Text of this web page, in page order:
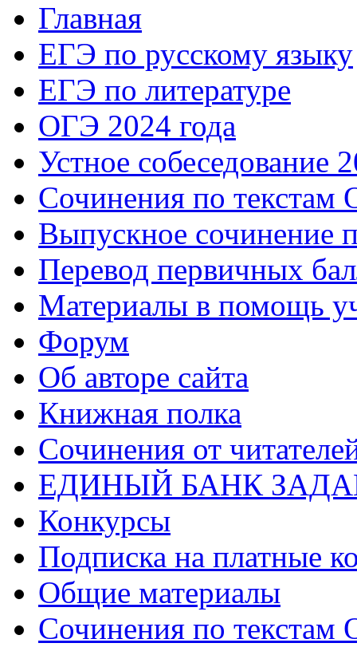
Главная
ЕГЭ по русскому языку
ЕГЭ по литературе
ОГЭ 2024 года
Устное собеседование
Сочинения по текстам
Выпускное сочинение
Перевод первичных
Материалы в помощь
Форум
Об авторе сайта
Книжная полка
Cочинения от
ЕДИНЫЙ БАНК
Конкурсы
Подписка на платные
Общие материалы
Сочинения по текстам